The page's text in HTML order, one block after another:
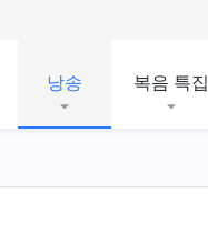
낭송 복음 특집